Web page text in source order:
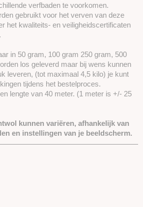
verfbaden te voorkomen.
gebruikt voor het verven van deze
het kwaliteits- en veiligheidscertificaten
in 50 gram, 100 gram 250 gram, 500
los geleverd maar bij wens kunnen
leveren, (tot maximaal 4,5 kilo) je kunt
tijdens het bestelproces.
lengte van 40 meter. (1 meter is +/- 25
kunnen variëren, afhankelijk van
en instellingen van je beeldscherm.